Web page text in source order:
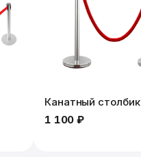
Канатный столбик
1 100 ₽